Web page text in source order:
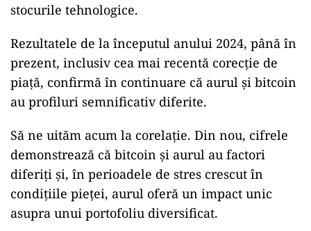
stocurile tehnologice.
Rezultatele de la începutul anului 2024, până în
prezent, inclusiv cea mai recentă corecție de
piață, confirmă în continuare că aurul și bitcoin
au profiluri semnificativ diferite.
Să ne uităm acum la corelație. Din nou, cifrele
demonstrează că bitcoin și aurul au factori
diferiți și, în perioadele de stres crescut în
condițiile pieței, aurul oferă un impact unic
asupra unui portofoliu diversificat.